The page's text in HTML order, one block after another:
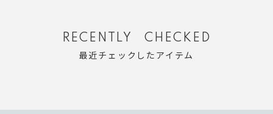
RECENTLY CHECKED
最近チェックしたアイテム